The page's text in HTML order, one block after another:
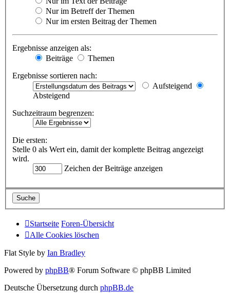
Nur im Betreff der Themen
Nur im ersten Beitrag der Themen
Ergebnisse anzeigen als:
Beiträge
Themen
Ergebnisse sortieren nach:
Aufsteigend
Absteigend
Suchzeitraum begrenzen:
Die ersten:
Stelle 0 als Wert ein, damit der komplette Beitrag angezeigt
wird.
Zeichen der Beiträge anzeigen
Startseite Foren-Übersicht
Alle Cookies löschen
Flat Style by Ian Bradley
Powered by phpBB® Forum Software © phpBB Limited
Deutsche Übersetzung durch phpBB.de